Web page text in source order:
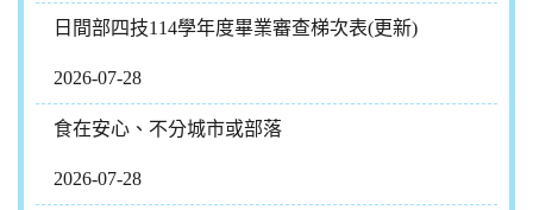
日間部四技114學年度畢業審查梯次表(更新)
2026-07-28
食在安心、不分城市或部落
2026-07-28